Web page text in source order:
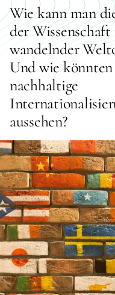
Wie kann man
der
wandelnder
Und wie
nachhaltige
aussehen?